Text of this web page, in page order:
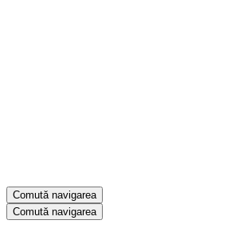
Comută navigarea
Comută navigarea